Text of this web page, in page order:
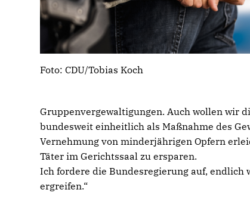
Foto: CDU/Tobias Koch
Gruppenvergewaltigungen. Auch wollen wir
bundesweit einheitlich als Maßnahme des
Vernehmung von minderjährigen Opfern
Täter im Gerichtssaal zu ersparen.
Ich fordere die Bundesregierung auf,
ergreifen.“